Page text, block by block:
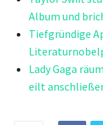
Album und
Tiefgründige
Lady Gaga
eilt